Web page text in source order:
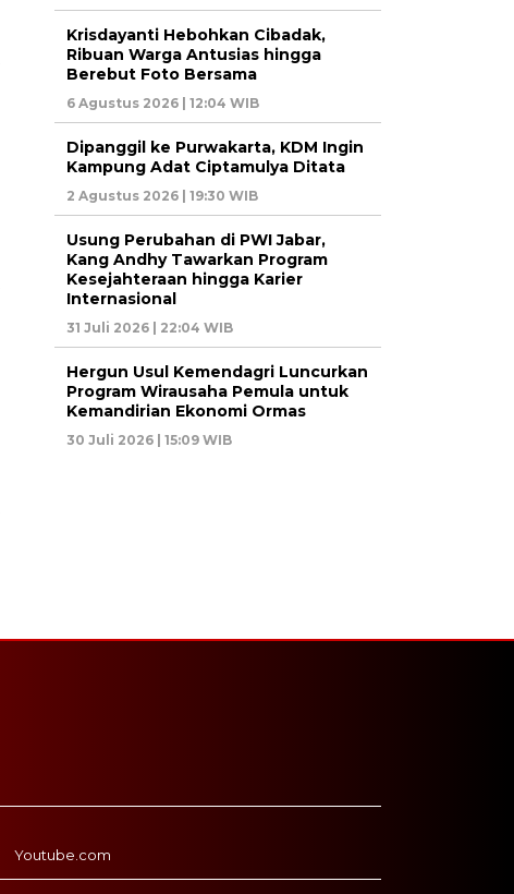
Krisdayanti Hebohkan Cibadak,
Ribuan Warga Antusias hingga
Berebut Foto Bersama
6 Agustus 2026 | 12:04 WIB
Dipanggil ke Purwakarta, KDM Ingin
Kampung Adat Ciptamulya Ditata
2 Agustus 2026 | 19:30 WIB
Usung Perubahan di PWI Jabar,
Kang Andhy Tawarkan Program
Kesejahteraan hingga Karier
Internasional
31 Juli 2026 | 22:04 WIB
Hergun Usul Kemendagri Luncurkan
Program Wirausaha Pemula untuk
Kemandirian Ekonomi Ormas
30 Juli 2026 | 15:09 WIB
Youtube.com